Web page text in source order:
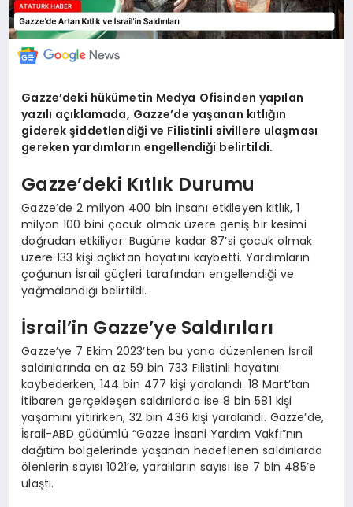
Gazze’deki hükümetin Medya Ofisinden yapılan
yazılı açıklamada, Gazze’de yaşanan kıtlığın
giderek şiddetlendiği ve Filistinli sivillere ulaşması
gereken yardımların engellendiği belirtildi.
Gazze’deki Kıtlık Durumu
Gazze’de 2 milyon 400 bin insanı etkileyen kıtlık, 1
milyon 100 bini çocuk olmak üzere geniş bir kesimi
doğrudan etkiliyor. Bugüne kadar 87’si çocuk olmak
üzere 133 kişi açlıktan hayatını kaybetti. Yardımların
çoğunun İsrail güçleri tarafından engellendiği ve
yağmalandığı belirtildi.
İsrail’in Gazze’ye Saldırıları
Gazze’ye 7 Ekim 2023’ten bu yana düzenlenen İsrail
saldırılarında en az 59 bin 733 Filistinli hayatını
kaybederken, 144 bin 477 kişi yaralandı. 18 Mart’tan
itibaren gerçekleşen saldırılarda ise 8 bin 581 kişi
yaşamını yitirirken, 32 bin 436 kişi yaralandı. Gazze’de,
İsrail-ABD güdümlü “Gazze İnsani Yardım Vakfı”nın
dağıtım bölgelerinde yaşanan hedeflenen saldırılarda
ölenlerin sayısı 1021’e, yaralıların sayısı ise 7 bin 485’e
ulaştı.